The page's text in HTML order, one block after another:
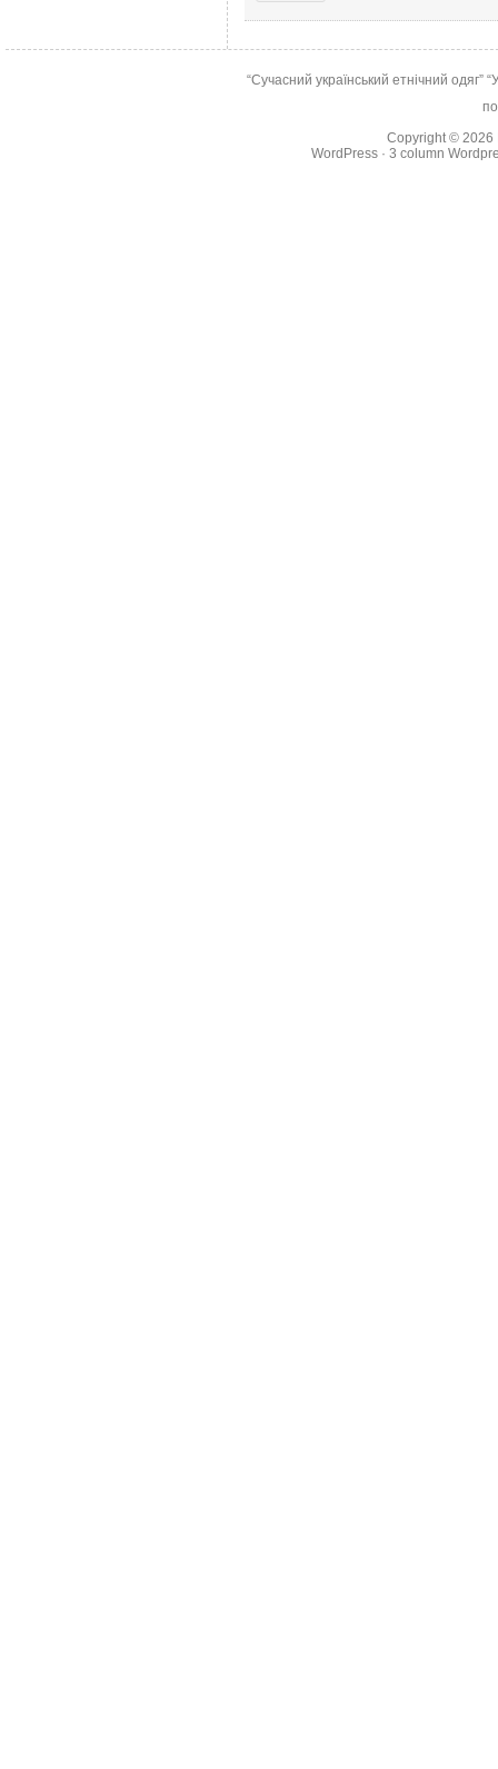
“Сучасний український етнічний одяг”
Copyright © 2026
WordPress ·3 column